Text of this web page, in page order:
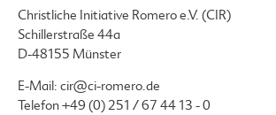
Christliche Initiative Romero e.V. (CIR)
Schillerstraße 44a
D-48155 Münster
E-Mail: cir@ci-romero.de
Telefon+49 (0) 251 / 67 44 13 - 0